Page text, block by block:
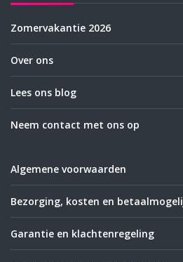
Zomervakantie 2026
Over ons
Lees ons blog
Neem contact met ons op
Algemene voorwaarden
Bezorging, kosten en
Garantie en klachtenregeling